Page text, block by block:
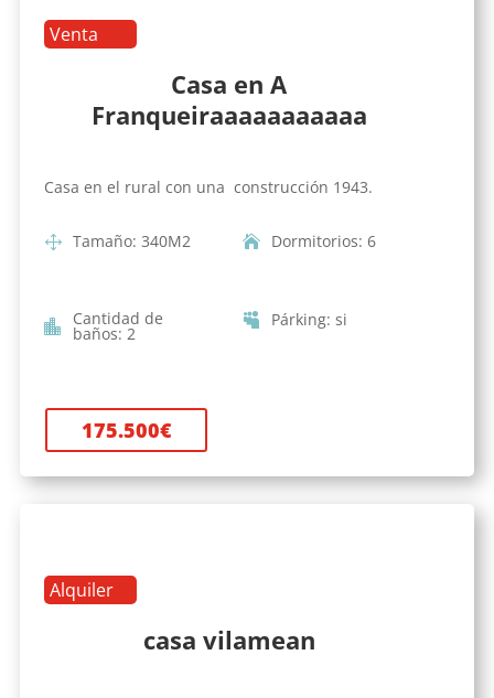
Venta
Casa en A
Franqueiraaaaaaaaaaa
Casa en el rural con una construcción 1943.
Tamaño: 340M2 Dormitorios: 6
Cantidad de
baños: 2
Párking: si
175.500€
Alquiler
casa vilamean